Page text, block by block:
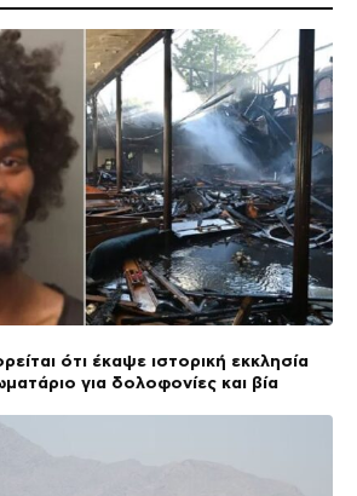
ότι έκαψε ιστορική εκκλησία
για δολοφονίες και βία